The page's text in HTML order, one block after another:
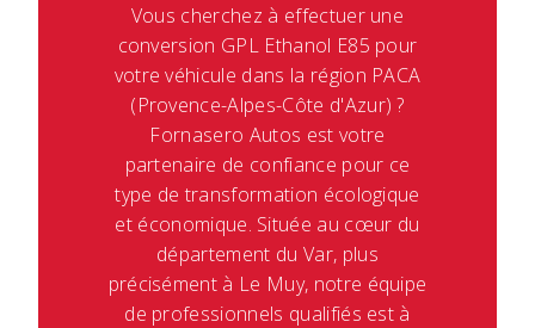
Vous cherchez à effectuer une
conversion GPL Ethanol E85 pour
votre véhicule dans la région PACA
(Provence-Alpes-Côte d'Azur) ?
Fornasero Autos est votre
partenaire de confiance pour ce
type de transformation écologique
et économique. Située au cœur du
département du Var, plus
précisément à Le Muy, notre équipe
de professionnels qualifiés est à